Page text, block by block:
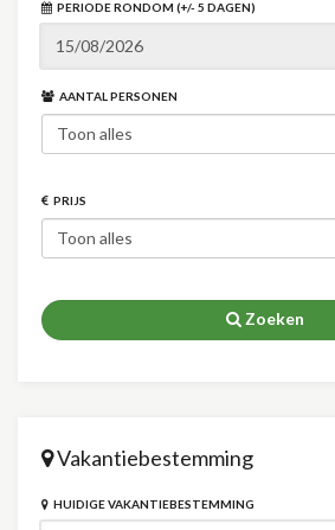
PERIODE RONDOM (+/- 5 DAGEN)
AANTAL PERSONEN
PRIJS
Zoeken
Vakantiebestemming
HUIDIGE VAKANTIEBESTEMMING